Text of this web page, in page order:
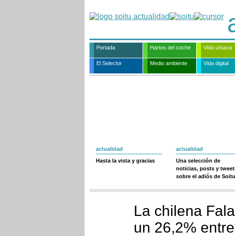
Portada Hartos del coche Vida urbana
El Selector Medio ambiente Vida digital
actualidad
Hasta la vista y gracias
actualidad
Una selección de
noticias, posts y
sobre el adiós de Soitu
La chilena
un 26,2%